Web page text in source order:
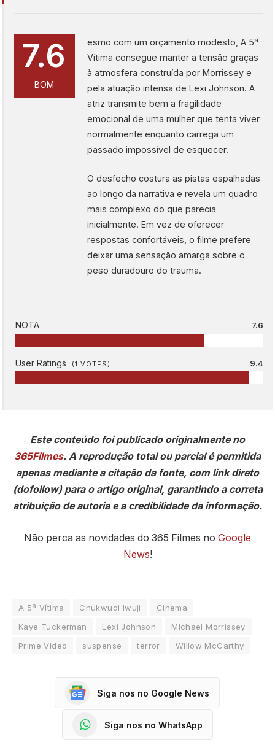
7.6
BOM
esmo com um orçamento modesto, A 5ª
Vítima consegue manter a tensão graças
à atmosfera construída por Morrissey e
pela atuação intensa de Lexi Johnson. A
atriz transmite bem a fragilidade
emocional de uma mulher que tenta viver
normalmente enquanto carrega um
passado impossível de esquecer.
O desfecho costura as pistas espalhadas
ao longo da narrativa e revela um quadro
mais complexo do que parecia
inicialmente. Em vez de oferecer
respostas confortáveis, o filme prefere
deixar uma sensação amarga sobre o
peso duradouro do trauma.
NOTA 7.6
User Ratings (1 VOTES) 9.4
Este conteúdo foi publicado originalmente no
365Filmes. A reprodução total ou parcial é permitida
apenas mediante a citação da fonte, com link direto
(dofollow) para o artigo original, garantindo a correta
atribuição de autoria e a credibilidade da informação.
Não perca as novidades do 365 Filmes no Google
News!
A 5ª Vítima Chukwudi Iwuji
Cinema
Kaye Tuckerman
Lexi Johnson
Michael Morrissey
Prime Video
suspense terror Willow McCarthy
Siga nos no Google News
Siga nos no WhatsApp